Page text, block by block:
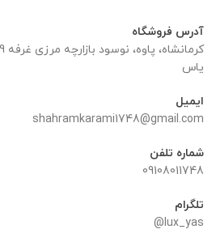
آدرس فروشگاه
یاس
ایمیل
shahramkarami1748@gmail.com
شماره تلفن
09108011748
تلگرام
lux_yas@